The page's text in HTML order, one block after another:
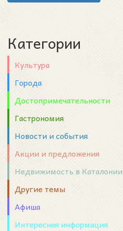
Категории
Культура
Города
Достопримечательности
Гастрономия
Новости и события
Акции и предложения
Недвижимость в Каталонии
Другие темы
Афиша
Интересная информация